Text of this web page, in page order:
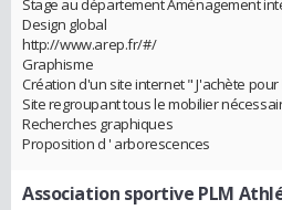
Stage au département Aménagement
Design global
http://www.arep.fr/#/
Graphisme
Création d'un site internet " J'achète
Site regroupant tous le mobilier
Recherches graphiques
Proposition d ' arborescences
Association sportive PLM